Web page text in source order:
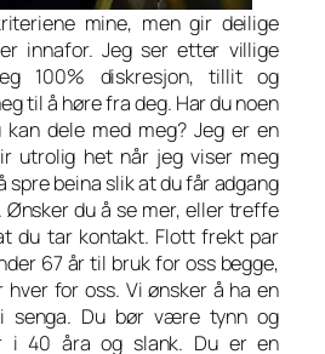
mine, men gir deilige
innafor. Jeg ser etter villige
100% diskresjon, tillit og
til å høre fra deg. Har du noen
dele med meg? Jeg er en
utrolig het når jeg viser meg
spre beina slik at du får adgang
du å se mer, eller treffe
du tar kontakt. Flott frekt par
67 år til bruk for oss begge,
for oss. Vi ønsker å ha en
senga. Du bør være tynn og
i 40 åra og slank. Du er en